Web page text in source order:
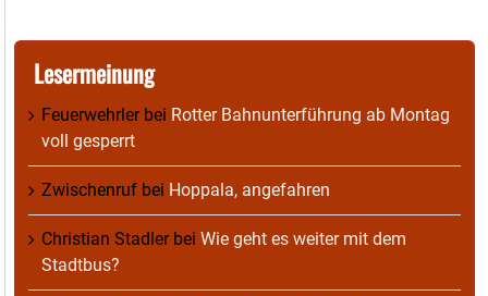
Lesermeinung
Feuerwehrlerbei Rotter Bahnunterführung ab Montag
voll gesperrt
Zwischenruf bei Hoppala, angefahren
Christian Stadlerbei Wie geht es weiter mit dem
Stadtbus?